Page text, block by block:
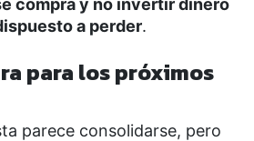
a perder.
para los próximos
parece consolidarse, pero